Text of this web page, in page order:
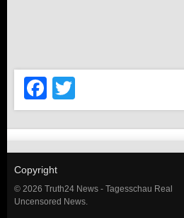
Facebook
Copyright
© 2026 Truth24 News - Tagesschau Real
Uncensored News.